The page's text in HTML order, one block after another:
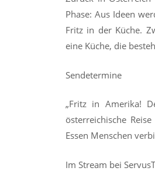
Phase: Aus Ideen
Fritz in der Küche.
eine Küche, die
Sendetermine
„Fritz in Amerika!
österreichische
Essen Menschen
Im Stream bei